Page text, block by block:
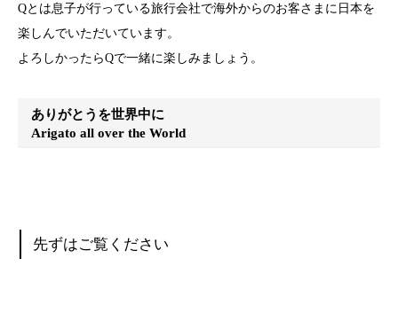
Qとは息子が行っている旅行会社で海外からのお客さまに日本を
楽しんでいただいています。
よろしかったらQで一緒に楽しみましょう。
ありがとうを世界中に
Arigato all over the World
先ずはご覧ください